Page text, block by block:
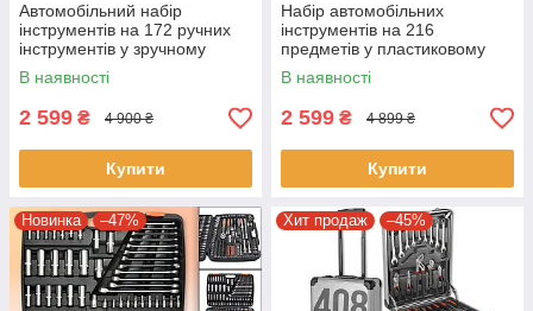
Автомобільний набір
інструментів на 172 ручних
інструментів у зручному
пластиковому кейсі для
зберігання ES-172
В наявності
2 599 ₴ 4 900 ₴
Купити
Набір автомобільних
інструментів на 216
предметів у пластиковому
кейсі
В наявності
2 599 ₴ 4 899 ₴
Купити
Новинка –47% Хит продаж –45%